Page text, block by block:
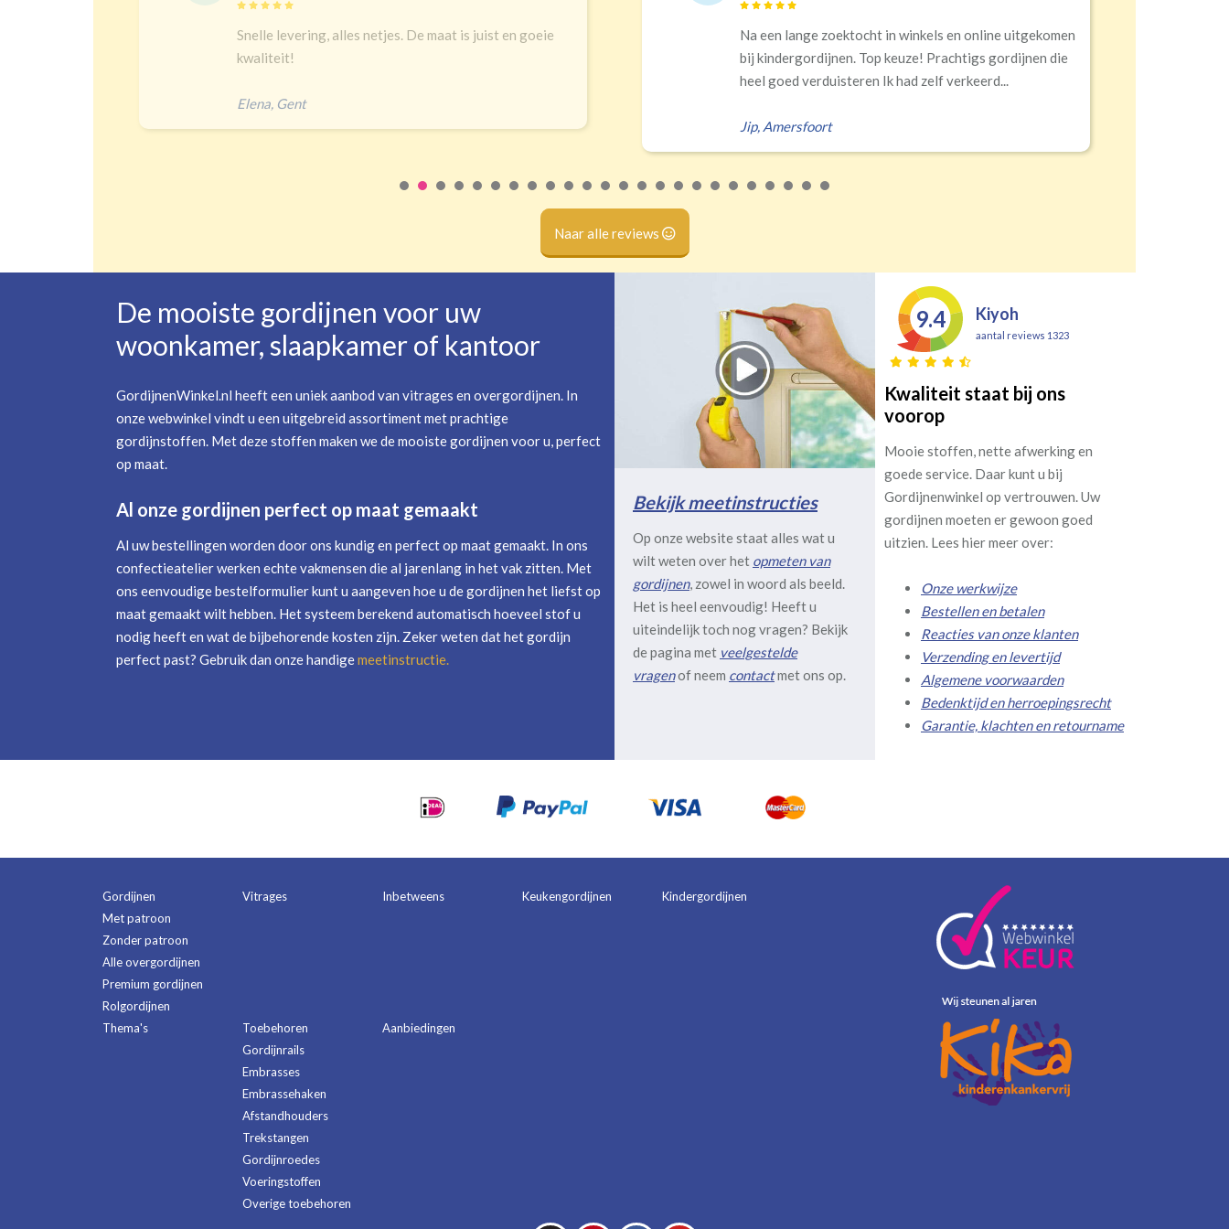
Snelle levering, alles netjes. De maat is juist en goeie
Na een lange zoektocht in winkels en online uitgekomen
bij kindergordijnen. Top keuze! Prachtigs gordijnen die
heel goed verduisteren Ik had zelf verkeerd...
Amersfoort
Naar alle reviews
De mooiste gordijnen voor uw
woonkamer, slaapkamer of kantoor
GordijnenWinkel.nl heeft een uniek aanbod van vitrages en overgordijnen. In
onze webwinkel vindt u een uitgebreid assortiment met prachtige
gordijnstoffen. Met deze stoffen maken we de mooiste gordijnen voor u, perfect
op maat.
Al onze gordijnen perfect op maat gemaakt
Al uw bestellingen worden door ons kundig en perfect op maat gemaakt. In ons
confectieatelier werken echte vakmensen die al jarenlang in het vak zitten. Met
ons eenvoudige bestelformulier kunt u aangeven hoe u de gordijnen het liefst op
maat gemaakt wilt hebben. Het systeem berekend automatisch hoeveel stof u
nodig heeft en wat de bijbehorende kosten zijn. Zeker weten dat het gordijn
perfect past? Gebruik dan onze handigemeetinstructie.
Bekijk meetinstructies
Op onze website staat alles wat u
wilt weten over het opmeten van
gordijnen, zowel in woord als beeld.
Het is heel eenvoudig! Heeft u
uiteindelijk toch nog vragen? Bekijk
de pagina met veelgestelde
vragenof neem contactmet ons op.
9.4 Kiyoh
aantal reviews 1323
Kwaliteit staat bij ons
voorop
Mooie stoffen, nette afwerking en
goede service. Daar kunt u bij
Gordijnenwinkel op vertrouwen. Uw
gordijnen moeten er gewoon goed
uitzien. Lees hier meer over:
Onze werkwijze
Bestellen en betalen
Reacties van onze klanten
Verzending en levertijd
Algemene voorwaarden
Bedenktijd en herroepingsrecht
Garantie, klachten en retourname
Gordijnen
Met patroon
Zonder patroon
Alle overgordijnen
Premium gordijnen
Rolgordijnen
Vitrages Inbetweens Keukengordijnen Kindergordijnen
Thema's
Toebehoren
Gordijnrails
Embrasses
Embrassehaken
Afstandhouders
Trekstangen
Gordijnroedes
Voeringstoffen
Overige toebehoren
Aanbiedingen